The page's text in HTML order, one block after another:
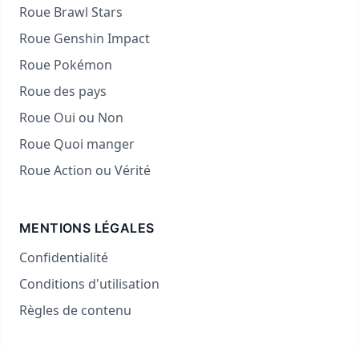
Roue Brawl Stars
Roue Genshin Impact
Roue Pokémon
Roue des pays
Roue Oui ou Non
Roue Quoi manger
Roue Action ou Vérité
MENTIONS LÉGALES
Confidentialité
Conditions d'utilisation
Règles de contenu